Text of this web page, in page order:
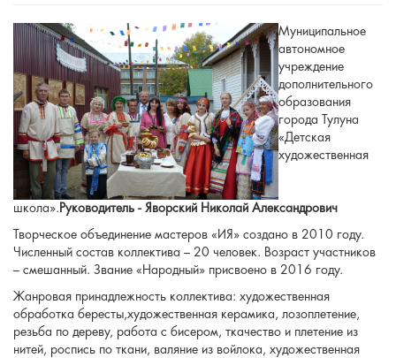
Муниципальное
автономное
учреждение
дополнительного
образования
города Тулуна
«Детская
художественная
школа».Руководитель - Яворский Николай Александрович
Творческое объединение мастеров «ИЯ» создано в 2010 году.
Численный состав коллектива – 20 человек. Возраст участников
– смешанный. Звание «Народный» присвоено в 2016 году.
Жанровая принадлежность коллектива: художественная
обработка бересты,художественная керамика, лозоплетение,
резьба по дереву, работа с бисером, ткачество и плетение из
нитей, роспись по ткани, валяние из войлока, художественная